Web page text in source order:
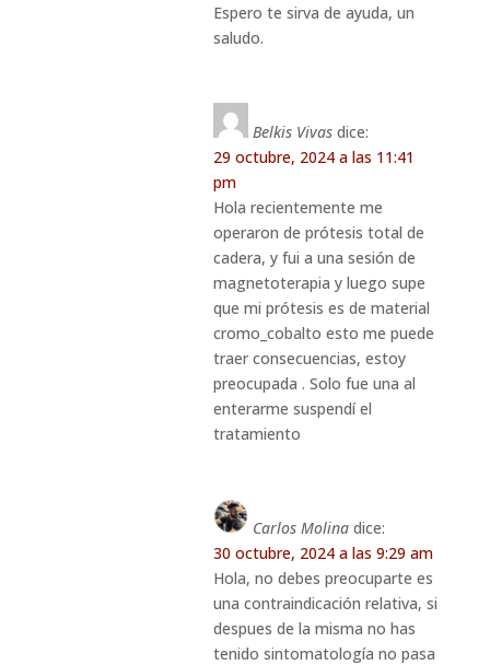
Espero te sirva de ayuda, un
saludo.
Belkis Vivas dice:
29 octubre, 2024 a las 11:41
pm
Hola recientemente me
operaron de prótesis total de
cadera, y fui a una sesión de
magnetoterapia y luego supe
que mi prótesis es de material
cromo_cobalto esto me puede
traer consecuencias, estoy
preocupada . Solo fue una al
enterarme suspendí el
tratamiento
Carlos Molina dice:
30 octubre, 2024 a las 9:29 am
Hola, no debes preocuparte es
una contraindicación relativa, si
despues de la misma no has
tenido sintomatología no pasa